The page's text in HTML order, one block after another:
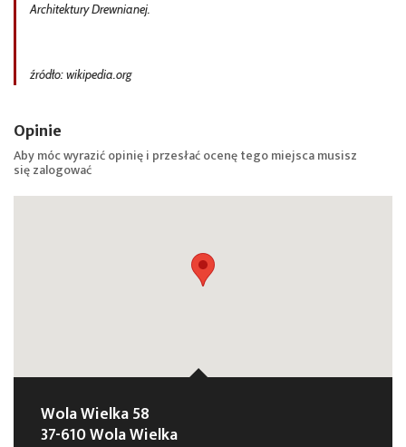
Architektury Drewnianej.
źródło: wikipedia.org
Opinie
Aby móc wyrazić opinię i przesłać ocenę tego miejsca musisz
sięzalogować
Wola Wielka 58
37-610 Wola Wielka